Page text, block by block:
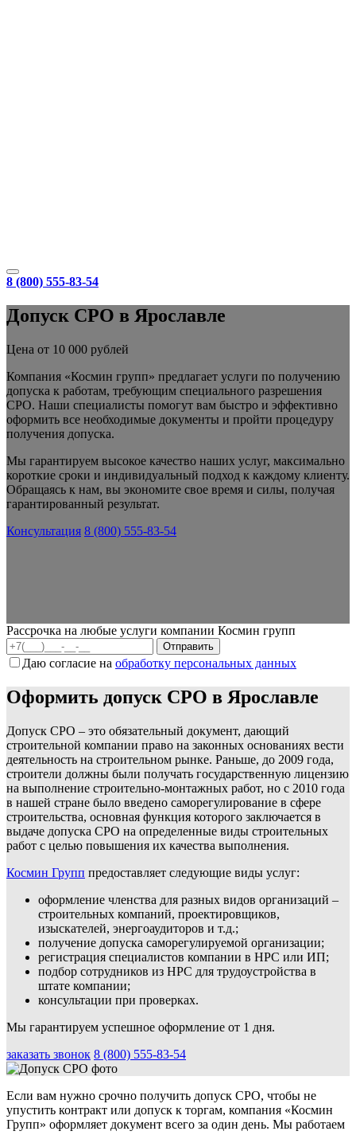
8 (800) 555-83-54
Допуск СРО в Ярославле
Цена от 10 000 рублей
Компания «Космин групп» предлагает услуги по получению
допуска к работам, требующим специального разрешения
СРО. Наши специалисты помогут вам быстро и эффективно
оформить все необходимые документы и пройти процедуру
получения допуска.
Мы гарантируем высокое качество наших услуг, максимально
короткие сроки и индивидуальный подход к каждому клиенту.
Обращаясь к нам, вы экономите свое время и силы, получая
гарантированный результат.
Консультация 8 (800) 555-83-54
Рассрочка на любые услуги компании Космин групп
Даю согласие на обработку персональных данных
Оформить допуск СРО в Ярославле
Допуск СРО – это обязательный документ, дающий
строительной компании право на законных основаниях вести
деятельность на строительном рынке. Раньше, до 2009 года,
строители должны были получать государственную лицензию
на выполнение строительно-монтажных работ, но с 2010 года
в нашей стране было введено саморегулирование в сфере
строительства, основная функция которого заключается в
выдаче допуска СРО на определенные виды строительных
работ с целью повышения их качества выполнения.
Космин Групп предоставляет следующие виды услуг:
оформление членства для разных видов организаций –
строительных компаний, проектировщиков,
изыскателей, энергоаудиторов и т.д.;
получение допуска саморегулируемой организации;
регистрация специалистов компании в НРС или ИП;
подбор сотрудников из НРС для трудоустройства в
штате компании;
консультации при проверках.
Мы гарантируем успешное оформление от 1 дня.
заказать звонок 8 (800) 555-83-54
Если вам нужно срочно получить допуск СРО, чтобы не
упустить контракт или допуск к торгам, компания «Космин
Групп» оформляет документ всего за один день. Мы работаем